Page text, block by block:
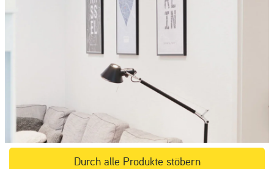
Durch alle Produkte stöbern